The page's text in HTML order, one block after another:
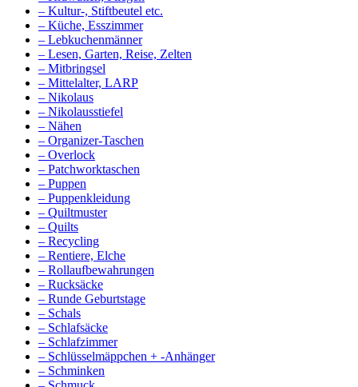
– Kultur-, Stiftbeutel etc.
– Küche, Esszimmer
– Lebkuchenmänner
– Lesen, Garten, Reise, Zelten
– Mitbringsel
– Mittelalter, LARP
– Nikolaus
– Nikolausstiefel
– Nähen
– Organizer-Taschen
– Overlock
– Patchworktaschen
– Puppen
– Puppenkleidung
– Quiltmuster
– Quilts
– Recycling
– Rentiere, Elche
– Rollaufbewahrungen
– Rucksäcke
– Runde Geburtstage
– Schals
– Schlafsäcke
– Schlafzimmer
– Schlüsselmäppchen + -Anhänger
– Schminken